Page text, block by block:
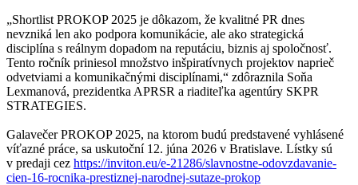
„Shortlist PROKOP 2025 je dôkazom, že kvalitné PR dnes
nevzniká len ako podpora komunikácie, ale ako strategická
disciplína s reálnym dopadom na reputáciu, biznis aj spoločnosť.
Tento ročník priniesol množstvo inšpiratívnych projektov naprieč
odvetviami a komunikačnými disciplínami,“ zdôraznila Soňa
Lexmanová, prezidentka APRSR a riaditeľka agentúry SKPR
STRATEGIES.
Galavečer PROKOP 2025, na ktorom budú predstavené vyhlásené
víťazné práce, sa uskutoční 12. júna 2026 v Bratislave. Lístky sú
v predaji cez https://inviton.eu/e-21286/slavnostne-odovzdavanie-
cien-16-rocnika-prestiznej-narodnej-sutaze-prokop